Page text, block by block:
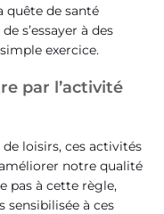
quête de santé
s’essayer à des
exercice.
par l’activité
de loisirs, ces activités
notre qualité
pas à cette règle,
sensibilisée à ces